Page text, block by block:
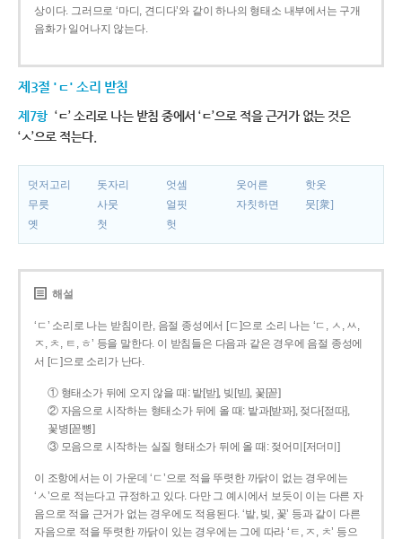
상이다. 그러므로 ‘마디, 견디다’와 같이 하나의 형태소 내부에서는 구개
음화가 일어나지 않는다.
제3절 'ㄷ' 소리 받침
제7항 ‘ㄷ’ 소리로 나는 받침 중에서 ‘ㄷ’으로 적을 근거가 없는 것은
‘ㅅ’으로 적는다.
덧저고리 돗자리 엇셈 웃어른
핫옷
무릇
사뭇 얼핏 자칫하면
뭇[衆]
옛
첫 헛
해설
‘ㄷ’ 소리로 나는 받침이란, 음절 종성에서 [ㄷ]으로 소리 나는 ‘ㄷ, ㅅ, ㅆ,
ㅈ, ㅊ, ㅌ, ㅎ’ 등을 말한다. 이 받침들은 다음과 같은 경우에 음절 종성에
서 [ㄷ]으로 소리가 난다.
① 형태소가 뒤에 오지 않을 때: 밭[받], 빚[빋], 꽃[꼳]
② 자음으로 시작하는 형태소가 뒤에 올 때: 밭과[받꽈], 젖다[젇따],
꽃병[꼳뼝]
③ 모음으로 시작하는 실질 형태소가 뒤에 올 때: 젖어미[저더미]
이 조항에서는 이 가운데 ‘ㄷ’으로 적을 뚜렷한 까닭이 없는 경우에는
‘ㅅ’으로 적는다고 규정하고 있다. 다만 그 예시에서 보듯이 이는 다른 자
음으로 적을 근거가 없는 경우에도 적용된다. ‘밭, 빚, 꽃’ 등과 같이 다른
자음으로 적을 뚜렷한 까닭이 있는 경우에는 그에 따라 ‘ㅌ, ㅈ, ㅊ’ 등으